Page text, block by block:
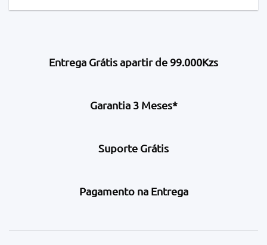
Entrega Grátis apartir de 99.000Kzs
Garantia 3 Meses*
Suporte Grátis
Pagamento na Entrega